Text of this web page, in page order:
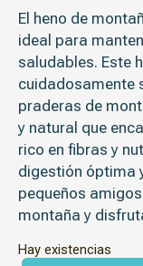
El heno de
ideal para
saludables. Este
cuidadosamente
praderas de
y natural que
rico en fibras y
digestión óptima
pequeños
montaña y
Hay existencias